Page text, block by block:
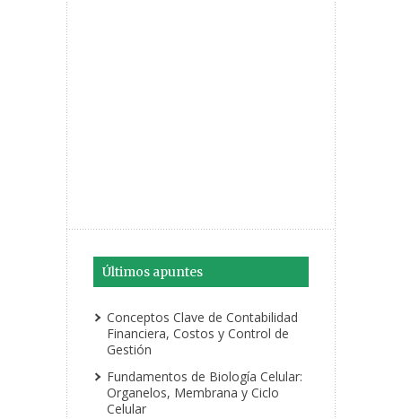
Últimos apuntes
Conceptos Clave de Contabilidad
Financiera, Costos y Control de
Gestión
Fundamentos de Biología Celular:
Organelos, Membrana y Ciclo
Celular